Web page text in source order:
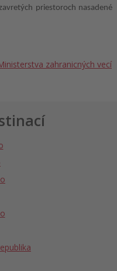
priestoroch nasadené
zahranicných vecí